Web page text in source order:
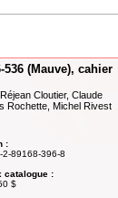
(Mauve), cahier
Cloutier, Claude
Rochette, Michel Rivest
:
2-89168-396-8
catalogue :
$